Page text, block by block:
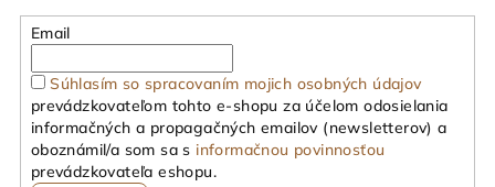
Email
Súhlasím so spracovaním mojich osobných údajov
prevádzkovateľom tohto e-shopu za účelom odosielania
informačných a propagačných emailov (newsletterov) a
oboznámil/a som sa s informačnou povinnosťou
prevádzkovateľa eshopu.